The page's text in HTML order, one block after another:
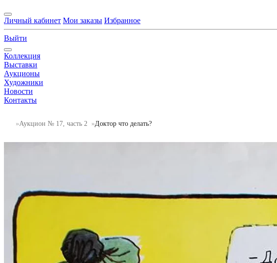
Личный кабинет Мои заказы Избранное
Выйти
Коллекция
Выставки
Аукционы
Художники
Новости
Контакты
Аукцион № 17, часть 2 Доктор что делать?